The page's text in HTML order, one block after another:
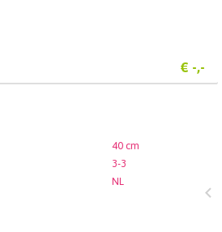
€ -,-
40 cm
3-3
NL